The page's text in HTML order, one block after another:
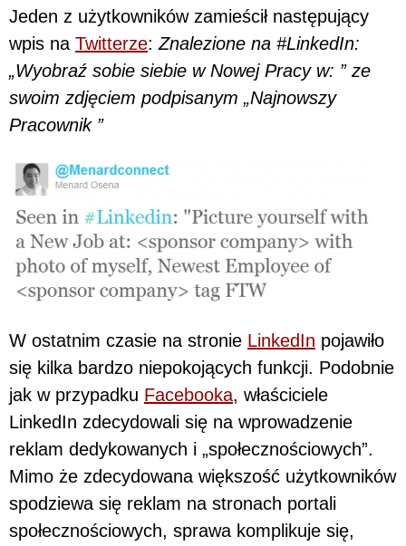
Jeden z użytkowników zamieścił następujący
wpis na Twitterze: Znalezione na #LinkedIn:
„Wyobraź sobie siebie w Nowej Pracy w: ” ze
swoim zdjęciem podpisanym „Najnowszy
Pracownik ”
W ostatnim czasie na stronie LinkedIn pojawiło
się kilka bardzo niepokojących funkcji. Podobnie
jak w przypadku Facebooka, właściciele
LinkedIn zdecydowali się na wprowadzenie
reklam dedykowanych i „społecznościowych”.
Mimo że zdecydowana większość użytkowników
spodziewa się reklam na stronach portali
społecznościowych, sprawa komplikuje się,